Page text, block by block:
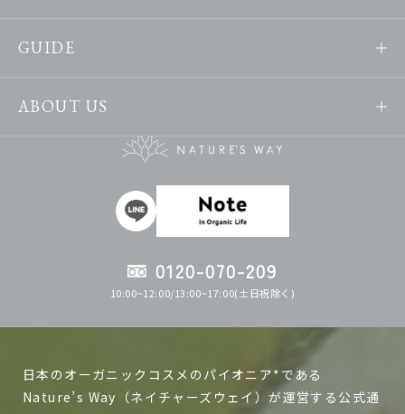
GUIDE
ABOUT US
0120-070-209
10:00~12:00/13:00~17:00(土日祝除く)
日本のオーガニックコスメのパイオニア*である
Nature’s Way（ネイチャーズウェイ）が運営する公式通